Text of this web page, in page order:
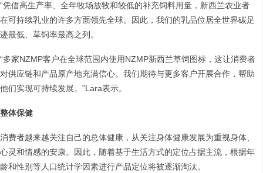
“凭借高生产率、全年牧场放牧和较低的补充饲料用量，新西兰农业者
在可持续乳业的许多方面领先全球。因此，我们的乳品位居全世界碳足
迹最低、草饲率最高之列。
“多家NZMP客户在全球范围内使用NZMP新西兰草饲图标，这让消费者
对供应链和产品原产地充满信心。我们期待与更多客户开展合作，帮助
他们实现可持续发展。”Lara表示。
整体保健
消费者越来越关注自己的总体健康，从关注身体健康发展为重视身体、
心灵和情感的安康。因此，随着基于生活方式的定位占据主流，根据年
龄和性别等人口统计学因素进行产品定位将被逐渐淘汰。